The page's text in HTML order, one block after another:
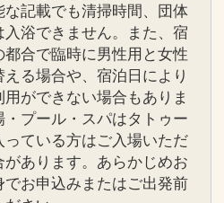
な記載でも清掃時間、団体
入浴できません。また、宿
都合で臨時に男性用と女性
える場合や、宿泊日により
用ができない場合もありま
・プール・スパはタトゥー
っている方はご入場いただ
があります。あらかじめお
でお申込みまたはご出発前